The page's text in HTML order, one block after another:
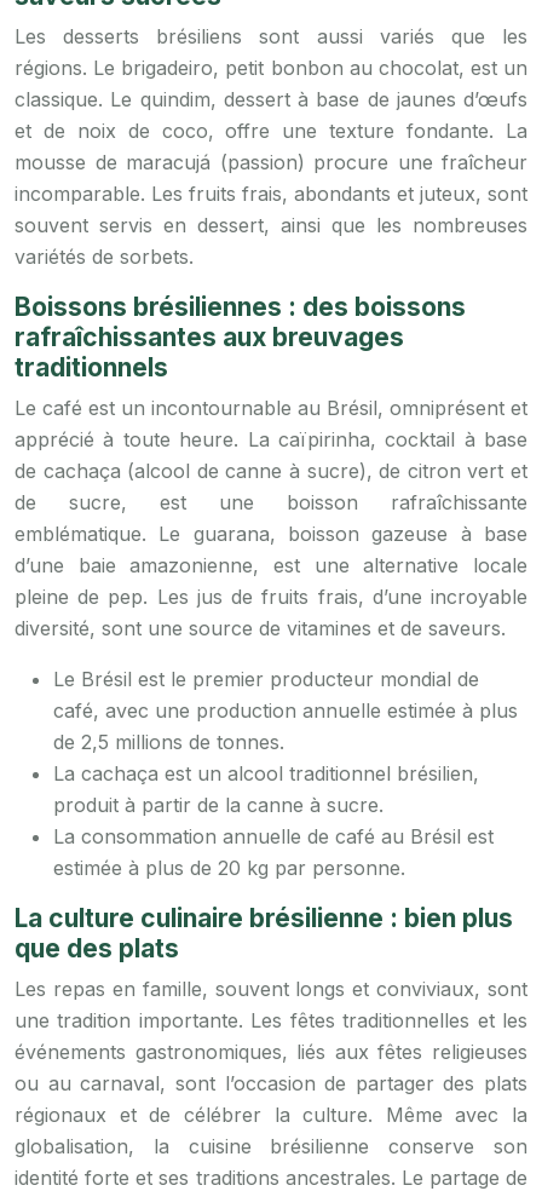
Les desserts brésiliens sont aussi variés que les
régions. Le brigadeiro, petit bonbon au chocolat, est un
classique. Le quindim, dessert à base de jaunes d’œufs
et de noix de coco, offre une texture fondante. La
mousse de maracujá (passion) procure une fraîcheur
incomparable. Les fruits frais, abondants et juteux, sont
souvent servis en dessert, ainsi que les nombreuses
variétés de sorbets.
Boissons brésiliennes : des boissons
rafraîchissantes aux breuvages
traditionnels
Le café est un incontournable au Brésil, omniprésent et
apprécié à toute heure. La caïpirinha, cocktail à base
de cachaça (alcool de canne à sucre), de citron vert et
de sucre, est une boisson rafraîchissante
emblématique. Le guarana, boisson gazeuse à base
d’une baie amazonienne, est une alternative locale
pleine de pep. Les jus de fruits frais, d’une incroyable
diversité, sont une source de vitamines et de saveurs.
Le Brésil est le premier producteur mondial de
café, avec une production annuelle estimée à plus
de 2,5 millions de tonnes.
La cachaça est un alcool traditionnel brésilien,
produit à partir de la canne à sucre.
La consommation annuelle de café au Brésil est
estimée à plus de 20 kg par personne.
La culture culinaire brésilienne : bien plus
que des plats
Les repas en famille, souvent longs et conviviaux, sont
une tradition importante. Les fêtes traditionnelles et les
événements gastronomiques, liés aux fêtes religieuses
ou au carnaval, sont l’occasion de partager des plats
régionaux et de célébrer la culture. Même avec la
globalisation, la cuisine brésilienne conserve son
identité forte et ses traditions ancestrales. Le partage de